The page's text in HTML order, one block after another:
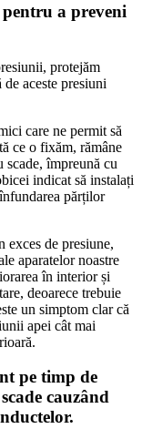
a preveni
protejăm
de aceste presiuni
care ne permit să
ce o fixăm, rămâne
scade, împreună cu
indicat să instalați
părților
exces de presiune,
aparatelor noastre
în interior și
deoarece trebuie
un simptom clar că
apei cât mai
pe timp de
cauzând